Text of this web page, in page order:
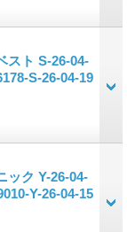
スト S-26-04-
S-26-04-19
ック Y-26-04-
Y-26-04-15